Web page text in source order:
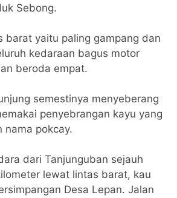
Sebong.
barat yaitu paling gampang dan
kedaraan bagus motor
beroda empat.
semestinya menyeberang
penyebrangan kayu yang
nama pokcay.
dari Tanjunguban sejauh
lewat lintas barat, kau
Desa Lepan. Jalan